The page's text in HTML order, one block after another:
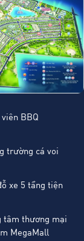
viên BBQ
trường cá voi
xe 5 tầng tiện
tâm thương mại
MegaMall